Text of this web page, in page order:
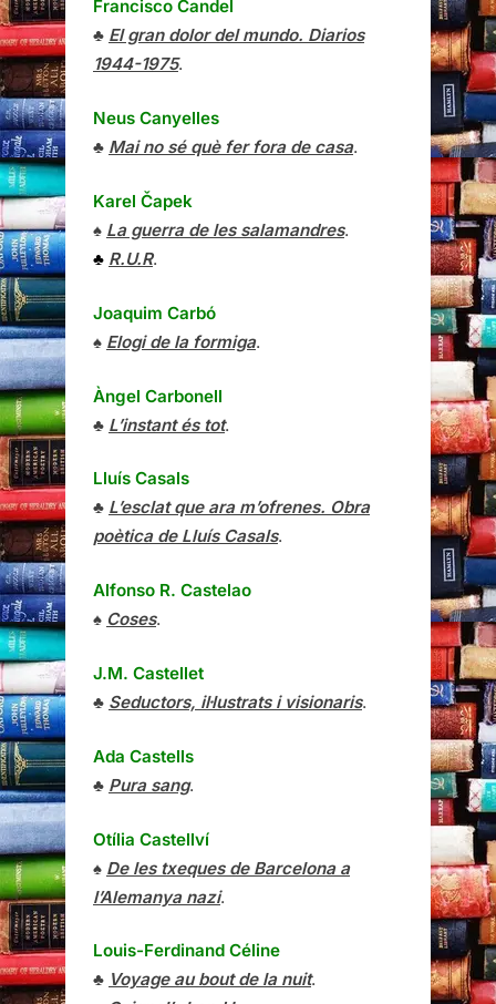
Francisco Candel
♣ El gran dolor del mundo. Diarios
1944-1975.
Neus Canyelles
♣ Mai no sé què fer fora de casa.
Karel Čapek
♠ La guerra de les salamandres.
♣ R.U.R.
Joaquim Carbó
♠ Elogi de la formiga.
Àngel Carbonell
♣ L’instant és tot.
Lluís Casals
♣ L’esclat que ara m’ofrenes. Obra
poètica de Lluís Casals.
Alfonso R. Castelao
♠ Coses.
J.M. Castellet
♣ Seductors, il·lustrats i visionaris.
Ada Castells
♣ Pura sang.
Otília Castellví
♠ De les txeques de Barcelona a
l’Alemanya nazi.
Louis-Ferdinand Céline
♣ Voyage au bout de la nuit.